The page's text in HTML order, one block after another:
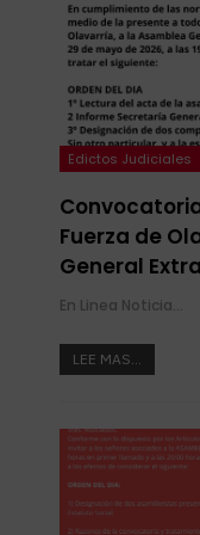
Edictos Judiciales
Fuerza de
General
En Linea Noticias
LEE MAS...